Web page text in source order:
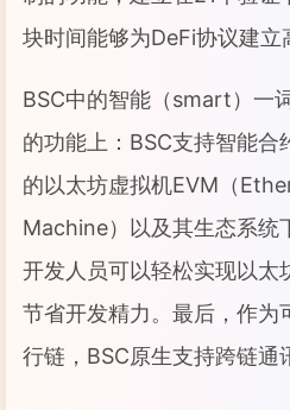
块时间能够为DeFi协议建立
BSC中的智能（smart）一
的功能上：BSC支持智能合
的以太坊虚拟机EVM（
Machine）以及其生态系统
开发人员可以轻松实现以太
节省开发精力。最后，作为
行链，BSC原生支持跨链通